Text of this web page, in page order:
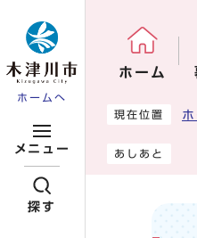
ホームへ
メニュー
探す
ホーム
ここから本文
現在位置
あしあと